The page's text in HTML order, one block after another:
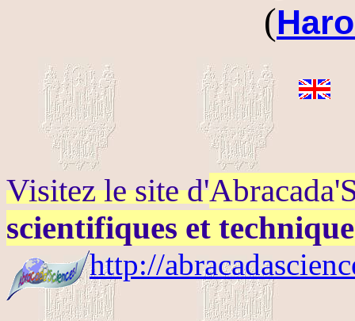
(
Visitez le site d'
scientifiques et
http://